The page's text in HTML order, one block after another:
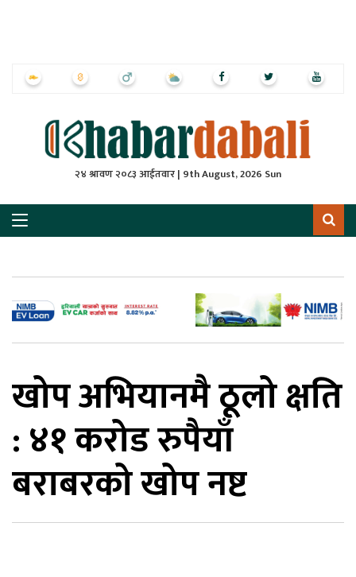
२४ श्रावण २०८३ आईतवार | 9th August, 2026 Sun
खोप अभियानमै ठूलो क्षति
: ४१ करोड रुपैयाँ
बराबरको खोप नष्ट